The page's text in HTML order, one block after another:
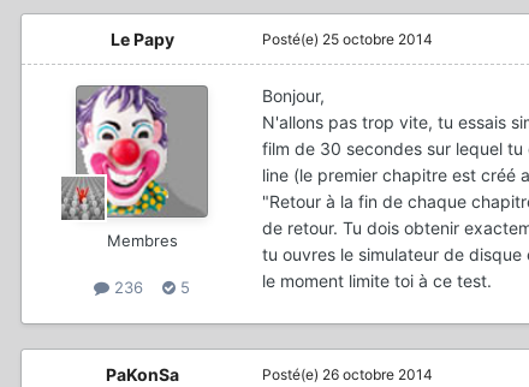
Le Papy
Membres
236 5
Posté(e) 25 octobre 2014
Bonjour,
N'allons pas trop vite, tu essais
film de 30 secondes sur lequel
line (le premier chapitre est créé
"Retour à la fin de chaque
de retour. Tu dois obtenir
tu ouvres le simulateur de
le moment limite toi à ce test.
PaKonSa Posté(e) 26 octobre 2014